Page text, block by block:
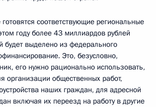
готовятся соответствующие региональные
году более 43 миллиардов рублей
будет выделено из федерального
Это, безусловно,
его нужно рационально использовать,
организации общественных работ,
наших граждан, для адресной
включая их переезд на работу в другие